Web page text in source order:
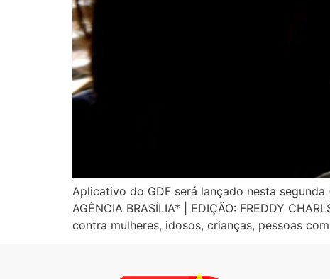
Aplicativo do GDF será lançado nesta
AGÊNCIA BRASÍLIA* | EDIÇÃO: FREDDY
contra mulheres, idosos, crianças, pessoas